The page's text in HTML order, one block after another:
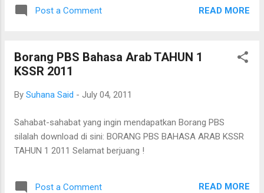
Post a Comment READ MORE
Borang PBS Bahasa Arab TAHUN 1
KSSR 2011
By Suhana Said - July 04, 2011
Sahabat-sahabat yang ingin mendapatkan Borang PBS
silalah download di sini: BORANG PBS BAHASA ARAB KSSR
TAHUN 1 2011 Selamat berjuang !
Post a Comment READ MORE